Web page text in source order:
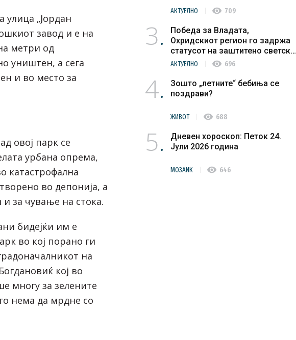
улица „Јордан
завод и е на
метри од
уништен, а сега
и во место за
овој парк се
урбана опрема,
катастрофална
во депонија, а
и за чување на стока.
бидејќи им е
во кој порано ги
на
кој во
многу за зелените
нема да мрдне со
АКТУЕЛНО visibility 709
3
Победа за Владата,
Охридскиот регион го задржа
статусот на заштитено светско
културно наследство
АКТУЕЛНО visibility 696
4
Зошто „летните“ бебиња се
поздрави?
ЖИВОТ visibility 688
5
Дневен хороскоп: Петок 24.
Јули 2026 година
МОЗАИК visibility 646